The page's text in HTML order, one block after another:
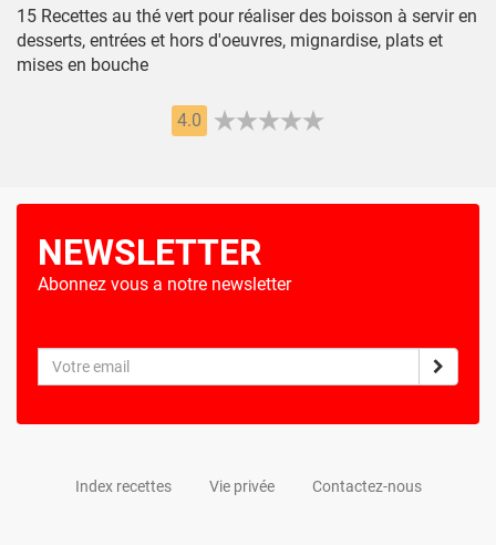
15 Recettes au thé vert pour réaliser des boisson à servir en
desserts, entrées et hors d'oeuvres, mignardise, plats et
mises en bouche
4.0
NEWSLETTER
Abonnez vous a notre newsletter
Index recettes Vie privée Contactez-nous